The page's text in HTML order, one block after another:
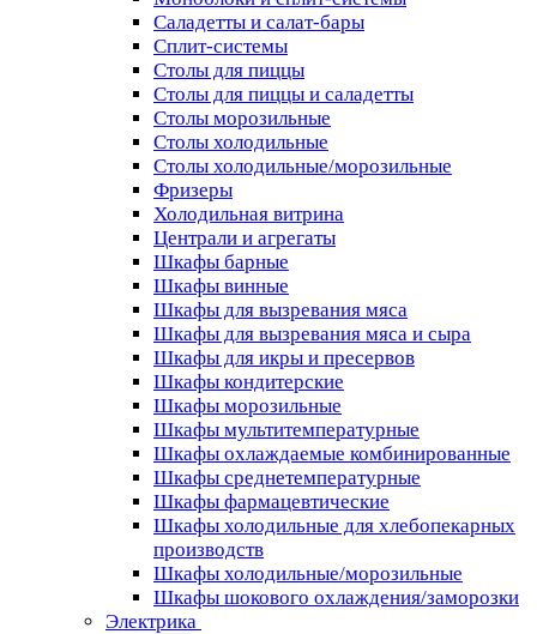
Саладетты и салат-бары
Сплит-системы
Столы для пиццы
Столы для пиццы и саладетты
Столы морозильные
Столы холодильные
Столы холодильные/морозильные
Фризеры
Холодильная витрина
Централи и агрегаты
Шкафы барные
Шкафы винные
Шкафы для вызревания мяса
Шкафы для вызревания мяса и сыра
Шкафы для икры и пресервов
Шкафы кондитерские
Шкафы морозильные
Шкафы мультитемпературные
Шкафы охлаждаемые комбинированные
Шкафы среднетемпературные
Шкафы фармацевтические
Шкафы холодильные для хлебопекарных
производств
Шкафы холодильные/морозильные
Шкафы шокового охлаждения/заморозки
Электрика